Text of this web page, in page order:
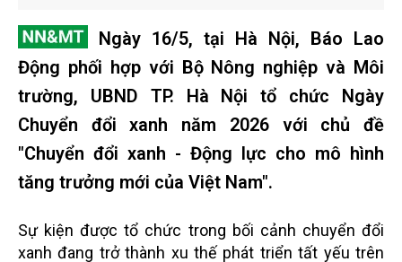
Ngày 16/5, tại Hà Nội, Báo Lao
Động phối hợp với Bộ Nông nghiệp và Môi
trường, UBND TP. Hà Nội tổ chức Ngày
Chuyển đổi xanh năm 2026 với chủ đề
"Chuyển đổi xanh - Động lực cho mô hình
tăng trưởng mới của Việt Nam".
Sự kiện được tổ chức trong bối cảnh chuyển đổi
xanh đang trở thành xu thế phát triển tất yếu trên